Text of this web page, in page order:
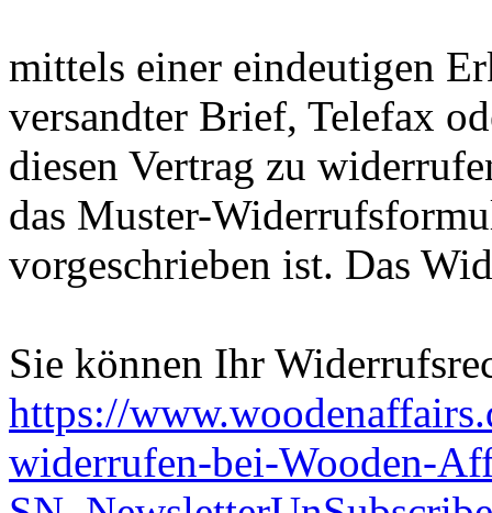
mittels einer eindeutigen
versandter Brief, Telefax
diesen Vertrag zu
das Muster-
vorgeschrieben ist. Das
Sie können Ihr
https://
widerrufen-bei-Wooden-